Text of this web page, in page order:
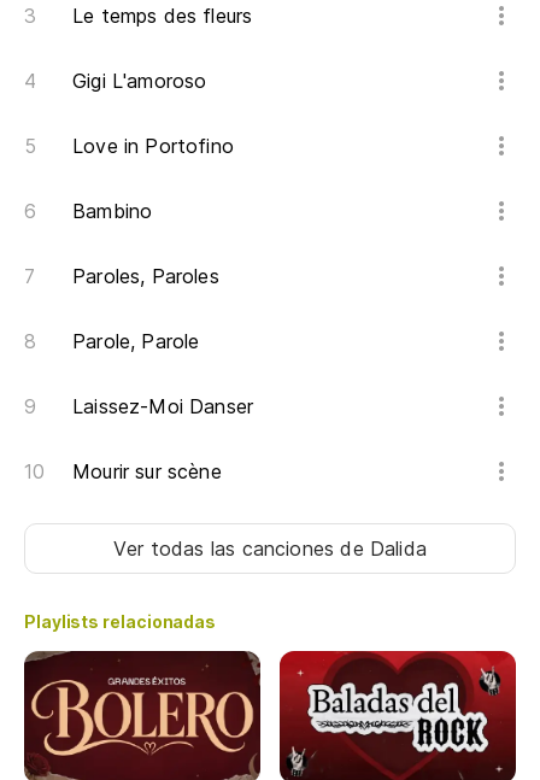
Le temps des fleurs
Gigi L'amoroso
Love in Portofino
Bambino
Paroles, Paroles
Parole, Parole
Laissez-Moi Danser
Mourir sur scène
Ver todas las cancionesde Dalida
Playlists relacionadas